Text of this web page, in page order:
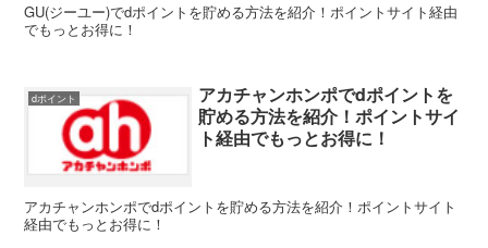
GU(ジーユー)でdポイントを貯める方法を紹介！ポイントサイト経由
でもっとお得に！
dポイント
アカチャンホンポでdポイントを
貯める方法を紹介！ポイントサイ
ト経由でもっとお得に！
アカチャンホンポでdポイントを貯める方法を紹介！ポイントサイト
経由でもっとお得に！